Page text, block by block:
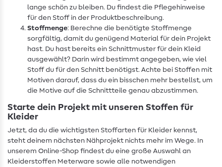
lange schön zu bleiben. Du findest die Pflegehinweise
für den Stoff in der Produktbeschreibung.
Stoffmenge: Berechne die benötigte Stoffmenge
sorgfältig, damit du genügend Material für dein Projekt
hast. Du hast bereits ein Schnittmuster für dein Kleid
ausgewählt? Darin wird bestimmt angegeben, wie viel
Stoff du für den Schnitt benötigst. Achte bei Stoffen mit
Motiven darauf, dass du ein bisschen mehr bestellst, um
die Motive auf die Schnittteile genau abzustimmen.
Starte dein Projekt mit unseren Stoffen für
Kleider
Jetzt, da du die wichtigsten Stoffarten für Kleider kennst,
steht deinem nächsten Nähprojekt nichts mehr im Wege. In
unserem Online-Shop findest du eine große Auswahl an
Kleiderstoffen Meterware sowie alle notwendigen